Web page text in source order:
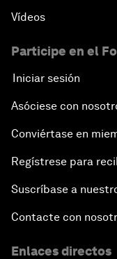
Vídeos
Participe en el
Iniciar sesión
Asóciese con
Conviértase en
Regístrese para
Suscríbase a
Contacte con
Enlaces directos